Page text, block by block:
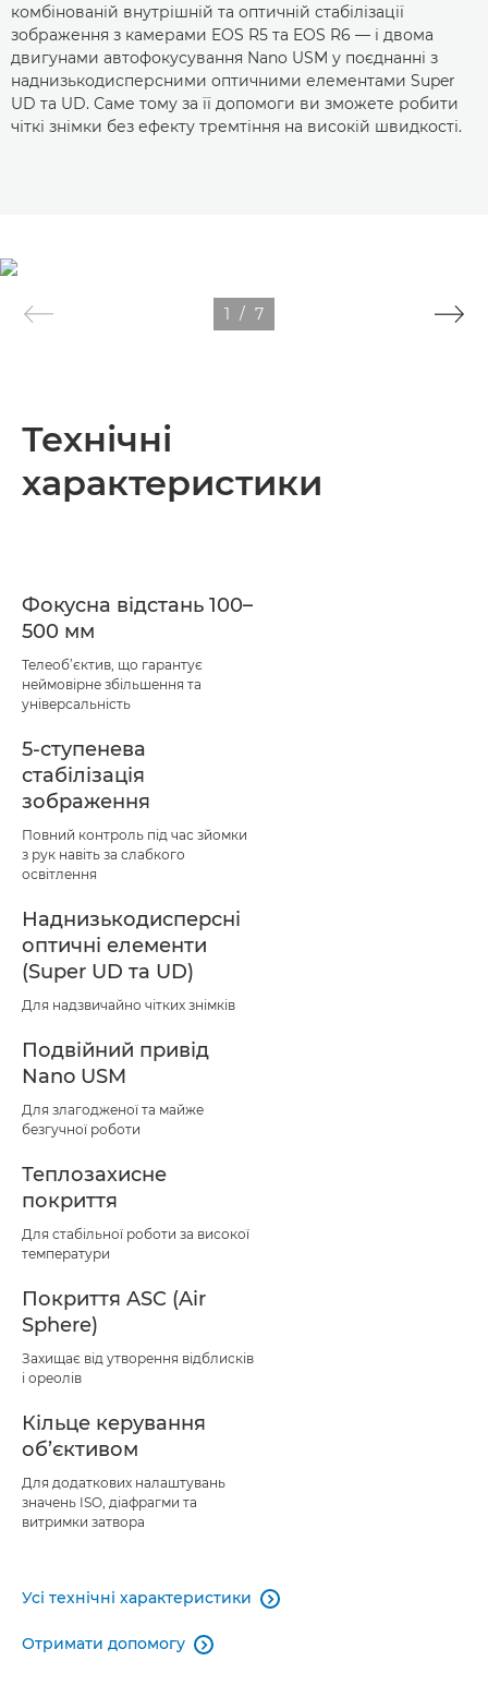
комбінованій внутрішній та оптичній стабілізації
зображення з камерами EOS R5 та EOS R6 — і двома
двигунами автофокусування Nano USM у поєднанні з
наднизькодисперсними оптичними елементами Super
UD та UD. Саме тому за її допомоги ви зможете робити
чіткі знімки без ефекту тремтіння на високій швидкості.
1 / 7
Технічні
характеристики
Фокусна відстань 100–
500 мм
Телеоб’єктив, що гарантує
неймовірне збільшення та
універсальність
5-ступенева
стабілізація
зображення
Повний контроль під час зйомки
з рук навіть за слабкого
освітлення
Наднизькодисперсні
оптичні елементи
(Super UD та UD)
Для надзвичайно чітких знімків
Подвійний привід
Nano USM
Для злагодженої та майже
безгучної роботи
Теплозахисне
покриття
Для стабільної роботи за високої
температури
Покриття ASC (Air
Sphere)
Захищає від утворення відблисків
і ореолів
Кільце керування
об’єктивом
Для додаткових налаштувань
значень ISO, діафрагми та
витримки затвора
Усі технічні характеристики 
Отримати допомогу 